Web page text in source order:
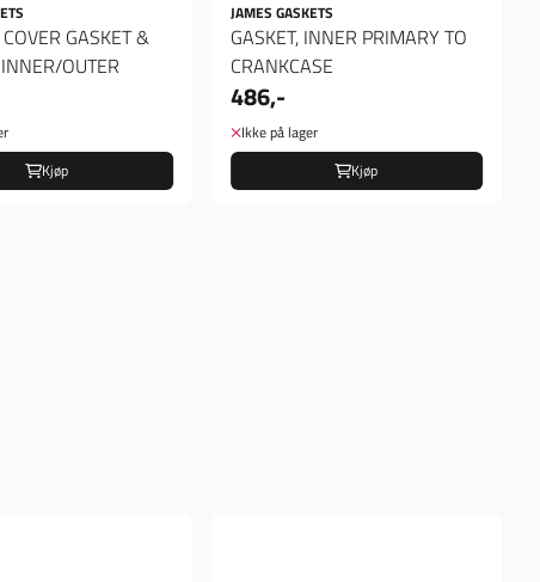
GASKET &
OUTER
Kjøp
JAMES GASKETS
GASKET, INNER PRIMARY TO
CRANKCASE
486,-
Ikke på lager
Kjøp